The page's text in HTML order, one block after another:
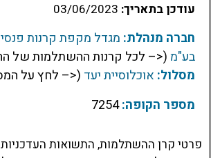
עודכן בתאריך: 03/06/2023
חברה מנהלת: מגדל מקפת קרנות
בע"מ (<– לכל קרנות ההשתלמות של
מסלול: אוכלוסיית יעד (<– לחץ על
מספר הקופה:7254
פרטי קרן ההשתלמות, התשואות